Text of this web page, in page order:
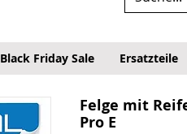
Black Friday Sale Ersatzteile
Felge mit
Pro E